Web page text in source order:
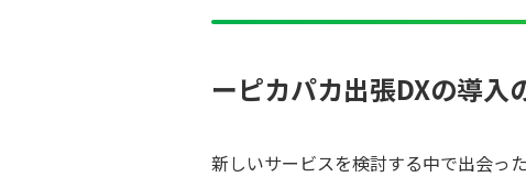
ーピカパカ出張DXの導入
新しいサービスを検討する中で出会っ